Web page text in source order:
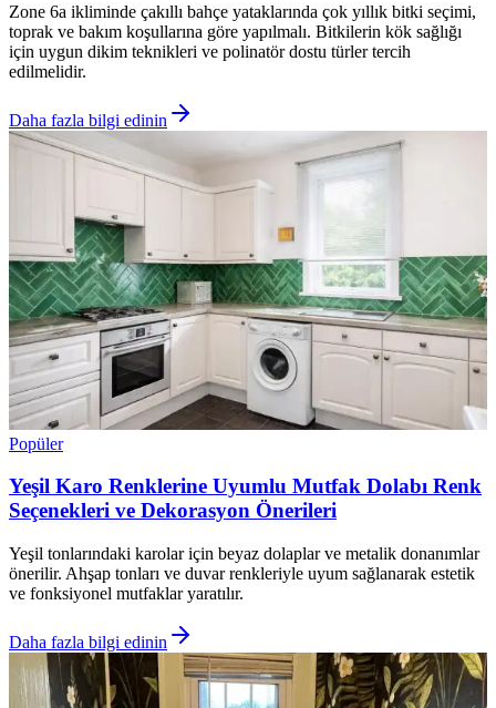
Zone 6a ikliminde çakıllı bahçe yataklarında çok yıllık bitki seçimi,
toprak ve bakım koşullarına göre yapılmalı. Bitkilerin kök sağlığı
için uygun dikim teknikleri ve polinatör dostu türler tercih
edilmelidir.
Daha fazla bilgi edinin
Popüler
Yeşil Karo Renklerine Uyumlu Mutfak Dolabı Renk
Seçenekleri ve Dekorasyon Önerileri
Yeşil tonlarındaki karolar için beyaz dolaplar ve metalik donanımlar
önerilir. Ahşap tonları ve duvar renkleriyle uyum sağlanarak estetik
ve fonksiyonel mutfaklar yaratılır.
Daha fazla bilgi edinin